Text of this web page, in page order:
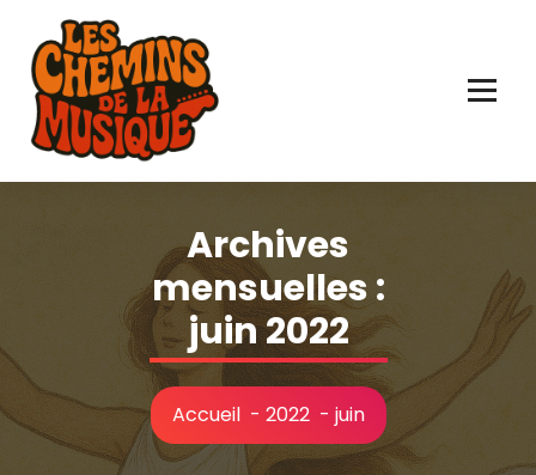
contenu
Archives
mensuelles :
juin 2022
Accueil- 2022- juin